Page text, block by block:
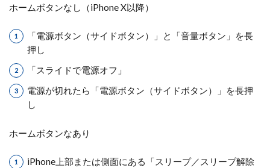
ホームボタンなし（iPhone X以降）
「電源ボタン（サイドボタン）」と「音量ボタン」を長
押し
「スライドで電源オフ」
電源が切れたら「電源ボタン（サイドボタン）」を長押
し
ホームボタンなあり
iPhone上部または側面にある「スリープ／スリープ解除